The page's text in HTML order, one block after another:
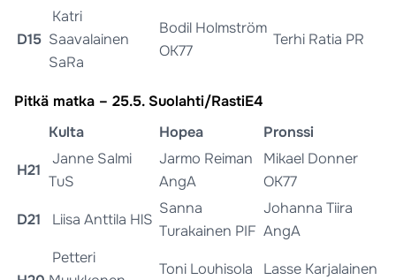
D15
Katri
Saavalainen
SaRa
Bodil Holmström
OK77
Terhi Ratia PR
Pitkä matka – 25.5. Suolahti/RastiE4
Kulta
Hopea Pronssi
H21
Janne Salmi
TuS
Jarmo Reiman
AngA
Mikael Donner
OK77
D21 Liisa Anttila HlS
Sanna
Turakainen PIF
Johanna Tiira
AngA
Petteri
Toni Louhisola
Lasse Karjalainen